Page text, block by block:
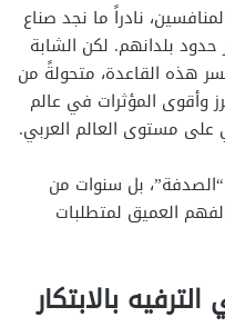
نادراً ما نجد صناع
بلدانهم. لكن الشابة
هذه القاعدة، متحولةً من
وأقوى المؤثرات في عالم
على مستوى العالم العربي.
بل سنوات من
العميق لمتطلبات
بالابتكار